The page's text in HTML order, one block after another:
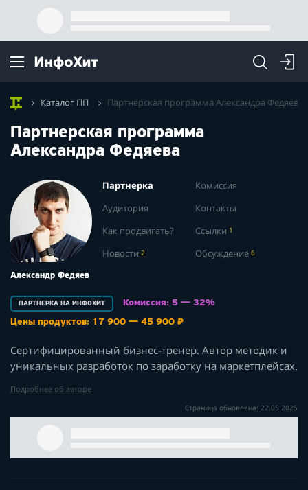
Каталог ПП Партнерская программа Александра Федяева
Партнерская программа
Александра Федяева
Александр Федяев
Партнерка
Комиссия
Аудитория
Контакты
Как продвигать?
Ссылки 1
Новости2 Обсуждение 6
ПАРТНЕРКА НА ИНФОХИТ
Комиссия: 5 — 32%
Цены продуктов: 17 900 — 45 900 ₽
Сертифицированный бизнес-тренер. Автор методик и
уникальных разработок по заработку на маркетплейсах.
Подробнее об авторе
Страница обновлена: 22.05.2025